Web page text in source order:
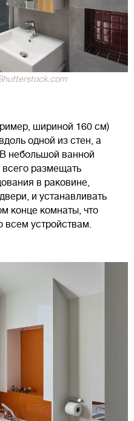
шириной 160 см)
одной из стен, а
небольшой ванной
размещать
в раковине,
и устанавливать
конце комнаты, что
всем устройствам.